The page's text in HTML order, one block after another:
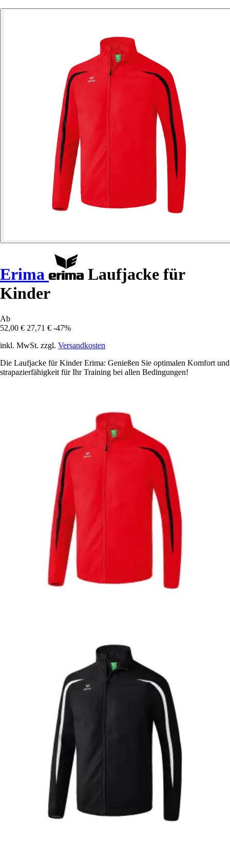
Erima
Laufjacke für
Kinder
Ab
52,00 € 27,71 € -47%
inkl. MwSt. zzgl. Versandkosten
Die Laufjacke für Kinder Erima: Genießen Sie optimalen Komfort und
strapazierfähigkeit für Ihr Training bei allen Bedingungen!